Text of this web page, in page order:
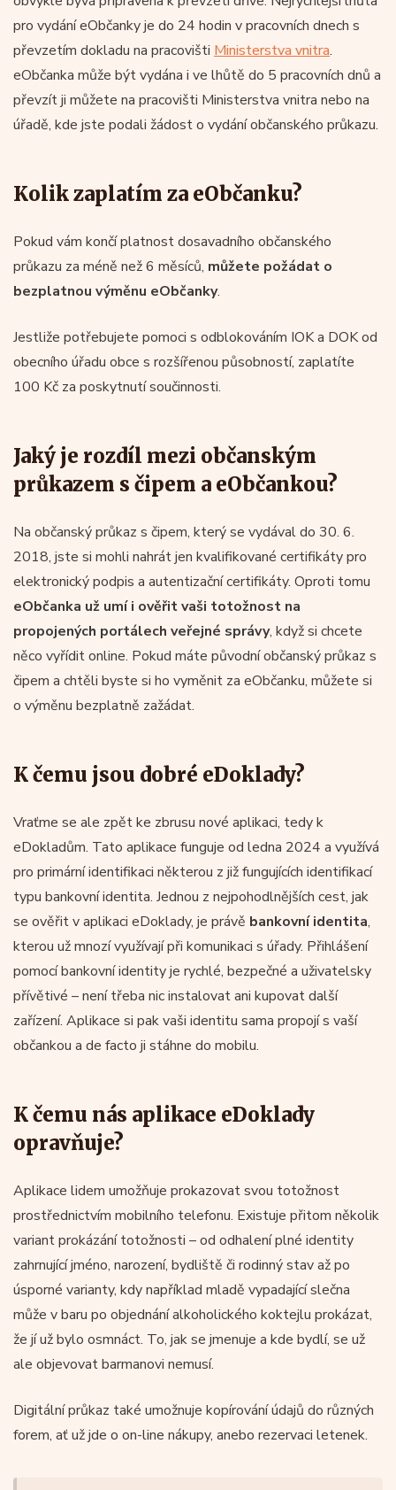
pro vydání eObčanky je do 24 hodin v pracovních dnech s
převzetím dokladu na pracovišti Ministerstva vnitra.
eObčanka může být vydána i ve lhůtě do 5 pracovních dnů a
převzít ji můžete na pracovišti Ministerstva vnitra nebo na
úřadě, kde jste podali žádost o vydání občanského průkazu.
Kolik zaplatím za eObčanku?
Pokud vám končí platnost dosavadního občanského
průkazu za méně než 6 měsíců, můžete požádat o
bezplatnou výměnu eObčanky.
Jestliže potřebujete pomoci s odblokováním IOK a DOK od
obecního úřadu obce s rozšířenou působností, zaplatíte
100 Kč za poskytnutí součinnosti.
Jaký je rozdíl mezi občanským
průkazem s čipem a eObčankou?
Na občanský průkaz s čipem, který se vydával do 30. 6.
2018, jste si mohli nahrát jen kvalifikované certifikáty pro
elektronický podpis a autentizační certifikáty. Oproti tomu
eObčanka už umí i ověřit vaši totožnost na
propojených portálech veřejné správy, když si chcete
něco vyřídit online. Pokud máte původní občanský průkaz s
čipem a chtěli byste si ho vyměnit za eObčanku, můžete si
o výměnu bezplatně zažádat.
K čemu jsou dobré eDoklady?
Vraťme se ale zpět ke zbrusu nové aplikaci, tedy k
eDokladům. Tato aplikace funguje od ledna 2024 a využívá
pro primární identifikaci některou z již fungujících identifikací
typu bankovní identita. Jednou z nejpohodlnějších cest, jak
se ověřit v aplikaci eDoklady, je právě bankovní identita,
kterou už mnozí využívají při komunikaci s úřady. Přihlášení
pomocí bankovní identity je rychlé, bezpečné a uživatelsky
přívětivé – není třeba nic instalovat ani kupovat další
zařízení. Aplikace si pak vaši identitu sama propojí s vaší
občankou a de facto ji stáhne do mobilu.
K čemu nás aplikace eDoklady
opravňuje?
Aplikace lidem umožňuje prokazovat svou totožnost
prostřednictvím mobilního telefonu. Existuje přitom několik
variant prokázání totožnosti – od odhalení plné identity
zahrnující jméno, narození, bydliště či rodinný stav až po
úsporné varianty, kdy například mladě vypadající slečna
může v baru po objednání alkoholického koktejlu prokázat,
že jí už bylo osmnáct. To, jak se jmenuje a kde bydlí, se už
ale objevovat barmanovi nemusí.
Digitální průkaz také umožnuje kopírování údajů do různých
forem, ať už jde o on-line nákupy, anebo rezervaci letenek.